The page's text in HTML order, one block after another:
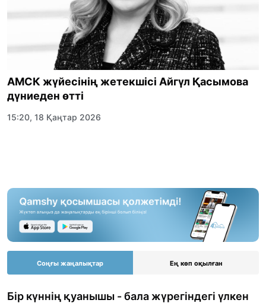
АМСК жүйесінің жетекшісі Айгүл Қасымова
дүниеден өтті
15:20, 18 Қаңтар 2026
Соңғы жаңалықтар Ең көп оқылған
Бір күннің қуанышы - бала жүрегіндегі үлкен